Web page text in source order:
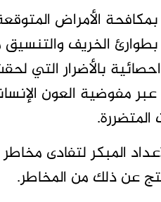
الأمراض
الخريف والتنسيق
بالأضرار التي
مفوضية العون
المبكر لتفادى
عن ذلك من المخاطر.